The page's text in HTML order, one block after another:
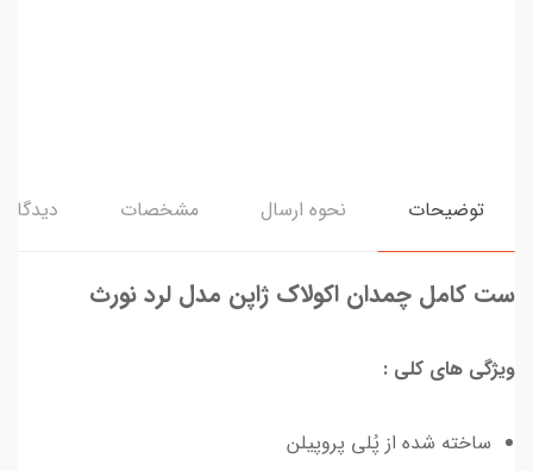
توضیحات نحوه ارسال مشخصات
ست کامل چمدان اکولاک ژاپن مدل لرد نورث
ویژگی های کلی :
ساخته شده از پُلی‌ پروپیلن